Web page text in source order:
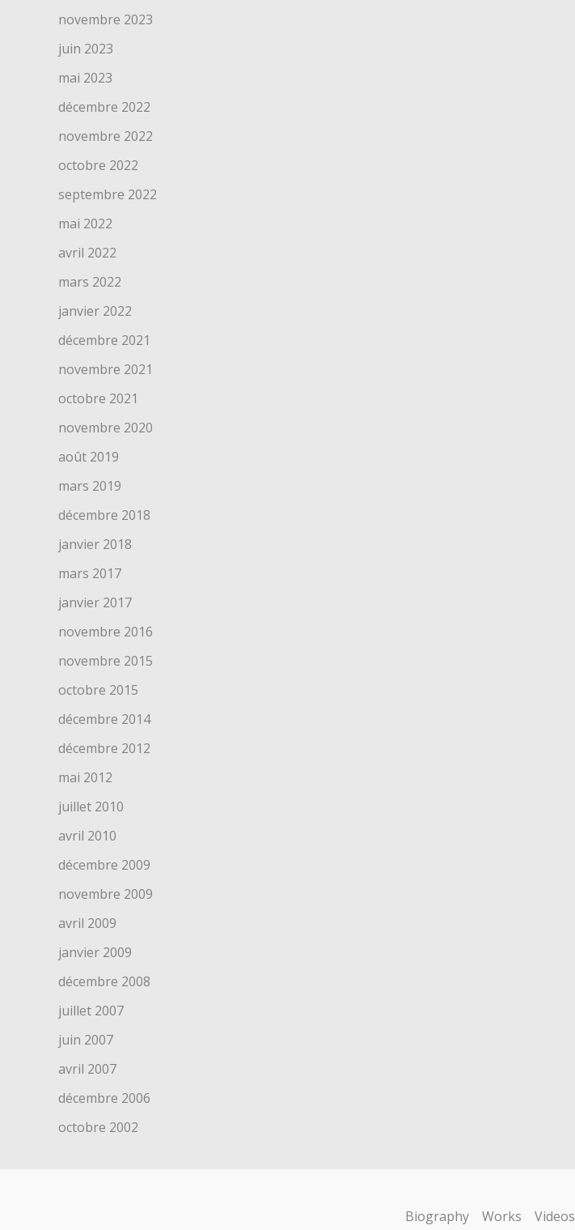
novembre 2023
juin 2023
mai 2023
décembre 2022
novembre 2022
octobre 2022
septembre 2022
mai 2022
avril 2022
mars 2022
janvier 2022
décembre 2021
novembre 2021
octobre 2021
novembre 2020
août 2019
mars 2019
décembre 2018
janvier 2018
mars 2017
janvier 2017
novembre 2016
novembre 2015
octobre 2015
décembre 2014
décembre 2012
mai 2012
juillet 2010
avril 2010
décembre 2009
novembre 2009
avril 2009
janvier 2009
décembre 2008
juillet 2007
juin 2007
avril 2007
décembre 2006
octobre 2002
Biography Works Videos